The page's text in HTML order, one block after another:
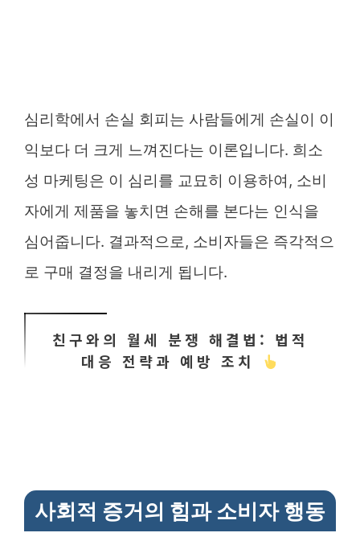
심리학에서 손실 회피는 사람들에게 손실이 이
익보다 더 크게 느껴진다는 이론입니다. 희소
성 마케팅은 이 심리를 교묘히 이용하여, 소비
자에게 제품을 놓치면 손해를 본다는 인식을
심어줍니다. 결과적으로, 소비자들은 즉각적으
로 구매 결정을 내리게 됩니다.
친구와의 월세 분쟁 해결법: 법적
대응 전략과 예방 조치
사회적 증거의 힘과 소비자 행동